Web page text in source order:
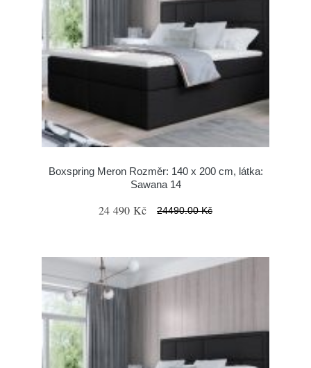
Boxspring Meron Rozměr: 140 x 200 cm, látka:
Sawana 14
24 490 Kč 24490.00 Kč